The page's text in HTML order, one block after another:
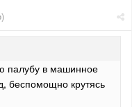
палубу в машинное
беспомощно крутясь